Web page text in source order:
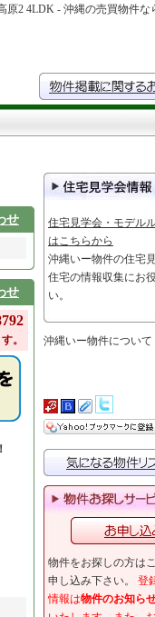
原2 4LDK - 沖縄の売買物件な
せ
せ
。
住宅見学会・モデル
はこちらから
沖縄いー物件の住宅
住宅の情報収集にお
い。
沖縄いー物件について
物件をお探しの方は
申し込み下さい。 登
情報は物件のお知ら